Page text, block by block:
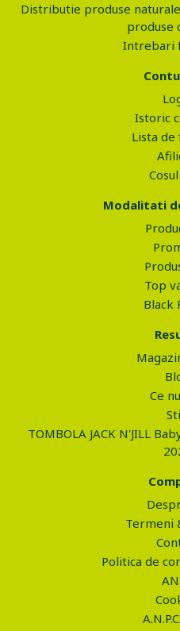
Distributie produse
produse
Intrebari
Istoric
Lista
Modalitati
Top
Black
Ce
TOMBOLA JACK N'JILL
Termeni
Politica de